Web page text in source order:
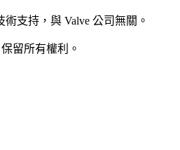
術支持，與 Valve 公司無關。
留所有權利。